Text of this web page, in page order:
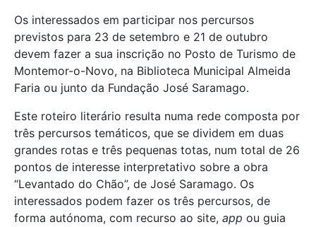
Os interessados em participar nos percursos
previstos para 23 de setembro e 21 de outubro
devem fazer a sua inscrição no Posto de Turismo de
Montemor-o-Novo, na Biblioteca Municipal Almeida
Faria ou junto da Fundação José Saramago.
Este roteiro literário resulta numa rede composta por
três percursos temáticos, que se dividem em duas
grandes rotas e três pequenas totas, num total de 26
pontos de interesse interpretativo sobre a obra
“Levantado do Chão”, de José Saramago. Os
interessados podem fazer os três percursos, de
forma autónoma, com recurso ao site, app ou guia